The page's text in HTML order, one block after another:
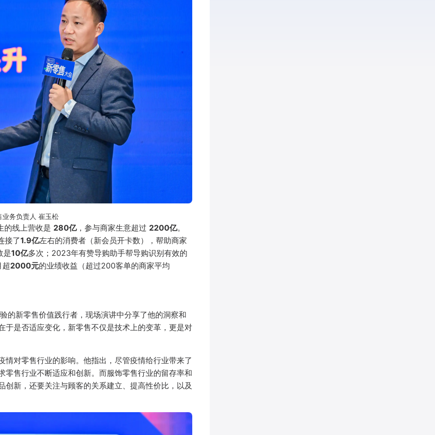
业务负责人 崔玉松
的线上营收是 280亿，参与商家生意超过 2200亿。
接了1.9亿左右的消费者（新会员开卡数），帮助商家
是10亿多次；2023年有赞导购助手帮导购识别有效的
2000元的业绩收益（超过200客单的商家平均
的新零售价值践行者，现场演讲中分享了他的洞察和
于是否适应变化，新零售不仅是技术上的变革，更是对
对零售行业的影响。他指出，尽管疫情给行业带来了
售行业不断适应和创新。而服饰零售行业的留存率和
新，还要关注与顾客的关系建立、提高性价比，以及